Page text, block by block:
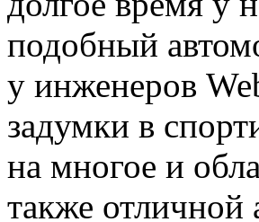
подобный
у инженеров
задумки в
на многое и
также отличной